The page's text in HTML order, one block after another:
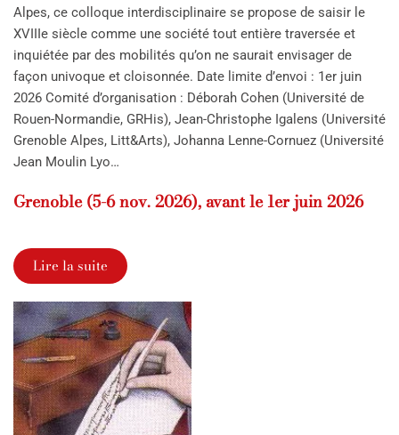
Alpes, ce colloque interdisciplinaire se propose de saisir le
XVIIIe siècle comme une société tout entière traversée et
inquiétée par des mobilités qu’on ne saurait envisager de
façon univoque et cloisonnée. Date limite d’envoi : 1er juin
2026 Comité d’organisation : Déborah Cohen (Université de
Rouen-Normandie, GRHis), Jean-Christophe Igalens (Université
Grenoble Alpes, Litt&Arts), Johanna Lenne-Cornuez (Université
Jean Moulin Lyo…
Grenoble (5-6 nov. 2026), avant le 1er juin 2026
Lire la suite